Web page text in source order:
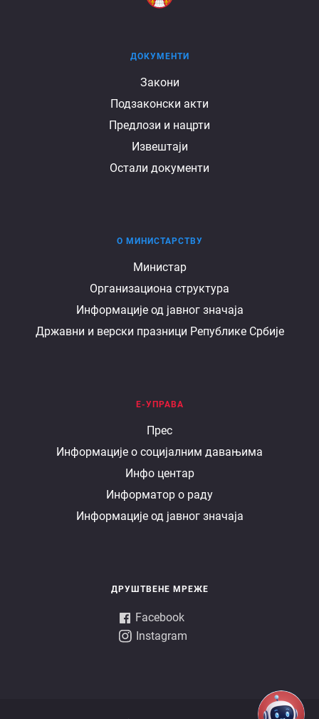
ДОКУМЕНТИ
Закони
Подзаконски акти
Предлози и нацрти
Извештаји
Остали документи
министарству
О МИНИСТАРСТВУ
Министар
Организациона структура
Информације од јавног значаја
Државни и верски празници Републике Србије
Е-УПРАВА
Прес
Информације о социјалним давањима
Инфо центар
Информатор о раду
Информације од јавног значаја
ДРУШТВЕНЕ МРЕЖЕ
Facebook
Instagram